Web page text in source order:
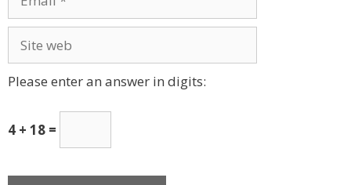
web
Please enter an answer in digits:
4 + 18 =